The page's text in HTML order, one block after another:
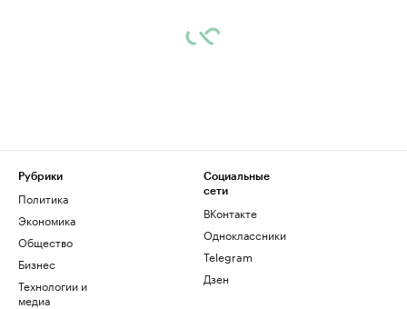
Рубрики
Политика
Экономика
Общество
Бизнес
Технологии и
медиа
Социальные
сети
ВКонтакте
Одноклассники
Telegram
Дзен